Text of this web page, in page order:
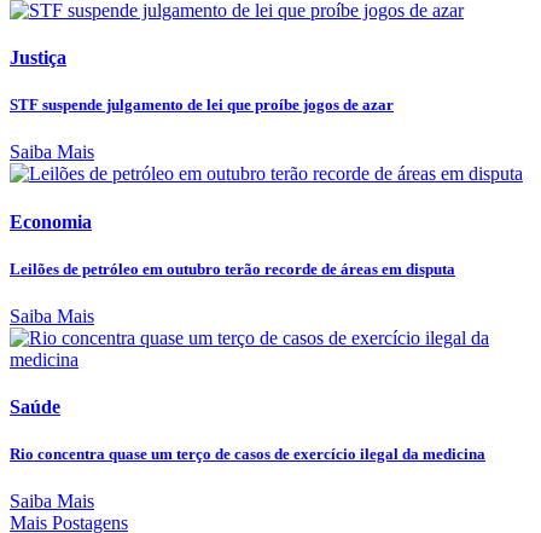
Justiça
STF suspende julgamento de lei que proíbe jogos de azar
Saiba Mais
Economia
Leilões de petróleo em outubro terão recorde de áreas em disputa
Saiba Mais
Saúde
Rio concentra quase um terço de casos de exercício ilegal da medicina
Saiba Mais
Mais Postagens